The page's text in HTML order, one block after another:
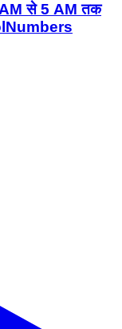
AM से 5 AM तक